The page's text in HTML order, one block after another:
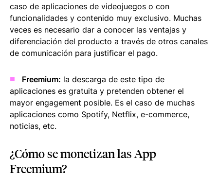
caso de aplicaciones de videojuegos o con
funcionalidades y contenido muy exclusivo. Muchas
veces es necesario dar a conocer las ventajas y
diferenciación del producto a través de otros canales
de comunicación para justificar el pago.
Freemium: la descarga de este tipo de
aplicaciones es gratuita y pretenden obtener el
mayor engagement posible. Es el caso de muchas
aplicaciones como Spotify, Netflix, e-commerce,
noticias, etc.
¿Cómo se monetizan las App
Freemium?